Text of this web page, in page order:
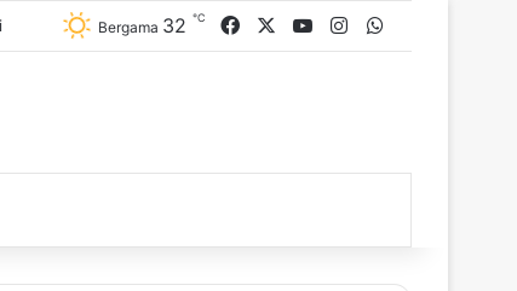
Bergama 32 ℃ Facebook YouTubeInstagram